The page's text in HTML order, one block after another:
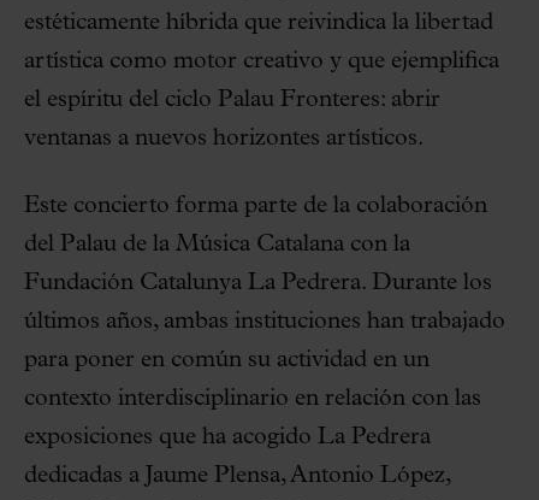
estéticamente híbrida que reivindica la libertad
artística como motor creativo y que ejemplifica
el espíritu del ciclo Palau Fronteres: abrir
ventanas a nuevos horizontes artísticos.
Este concierto forma parte de la colaboración
del Palau de la Música Catalana con la
Fundación Catalunya La Pedrera. Durante los
últimos años, ambas instituciones han trabajado
para poner en común su actividad en un
contexto interdisciplinario en relación con las
exposiciones que ha acogido La Pedrera
dedicadas a Jaume Plensa, Antonio López,